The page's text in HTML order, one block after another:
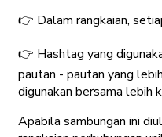
👉 Dalam rangkaian,
👉 Hashtag yang
pautan - pautan yang
digunakan bersama lebih
Apabila sambungan ini